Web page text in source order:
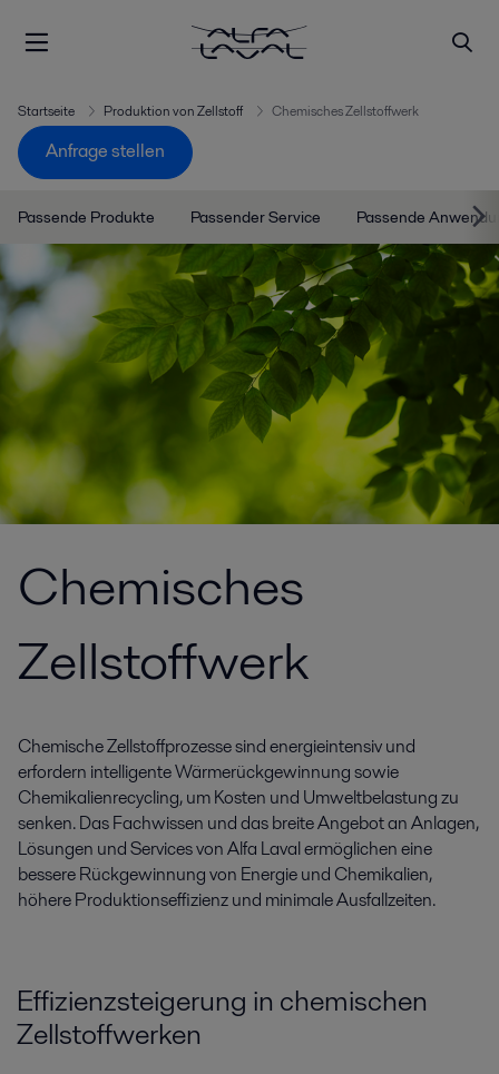
Startseite Produktion von Zellstoff Chemisches Zellstoffwerk
Anfrage stellen
Passende Produkte Passender Service Passende
Chemisches
Zellstoffwerk
Chemische Zellstoffprozesse sind energieintensiv und
erfordern intelligente Wärmerückgewinnung sowie
Chemikalienrecycling, um Kosten und Umweltbelastung zu
senken. Das Fachwissen und das breite Angebot an Anlagen,
Lösungen und Services von Alfa Laval ermöglichen eine
bessere Rückgewinnung von Energie und Chemikalien,
höhere Produktionseffizienz und minimale Ausfallzeiten.
Effizienzsteigerung in chemischen
Zellstoffwerken